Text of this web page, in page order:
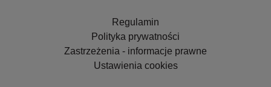
Regulamin
Polityka prywatności
Zastrzeżenia - informacje prawne
Ustawienia cookies